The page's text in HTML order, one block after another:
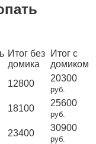
Итог без
домика
Итог с
домиком
12800
20300
руб.
18100
25600
руб.
23400
30900
руб.